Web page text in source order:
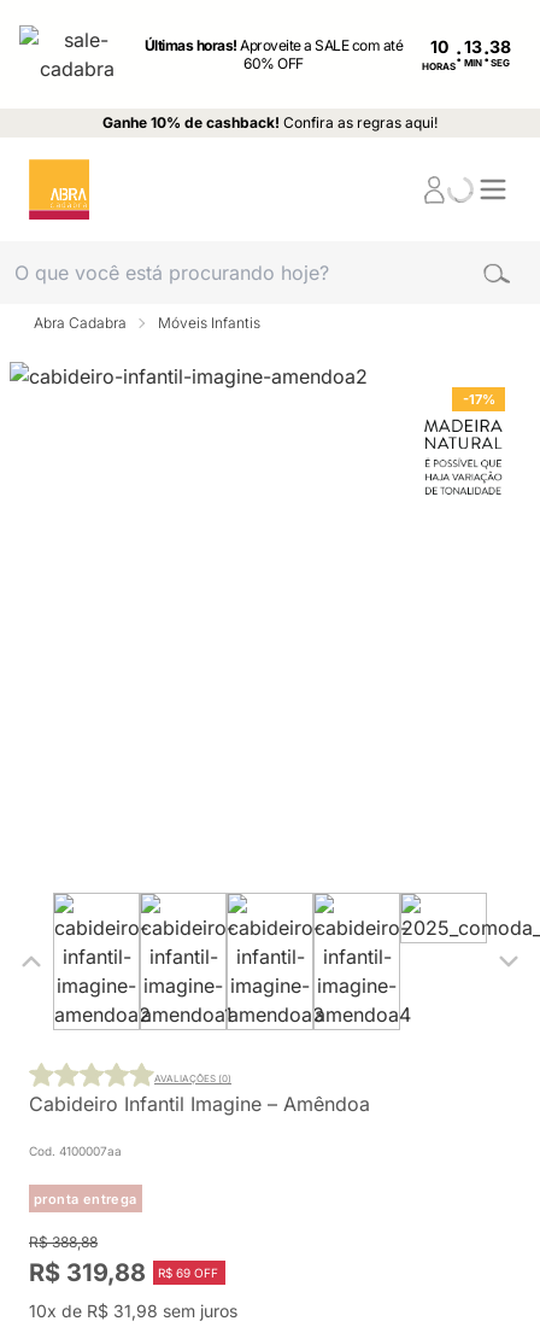
Últimas horas!Aproveite a SALE com até
60% OFF
10
HORAS: MIN : SEG
Ganhe 10% de cashback! Confira as regras aqui!
Abra Cadabra Móveis Infantis
-17%
Cabideiro Infantil Imagine – Amêndoa
Cod. 4100007aa
pronta entrega
AVALIAÇÕES (0)
R$ 388,88
R$ 319,88 R$ 69 OFF
10x de R$ 31,98 sem juros